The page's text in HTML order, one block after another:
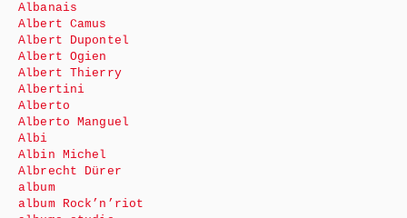
Albanais
Albert Camus
Albert Dupontel
Albert Ogien
Albert Thierry
Albertini
Alberto
Alberto Manguel
Albi
Albin Michel
Albrecht Dürer
album
album Rock’n’riot